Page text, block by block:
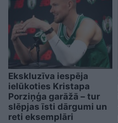
Ekskluzīva iespēja
ielūkoties Kristapa
Porziņģa garāžā – tur
slēpjas īsti dārgumi un
reti eksemplāri